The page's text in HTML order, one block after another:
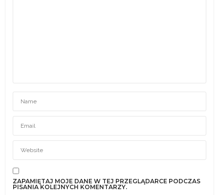
ZAPAMIĘTAJ MOJE DANE W TEJ PRZEGLĄDARCE PODCZAS
PISANIA KOLEJNYCH KOMENTARZY.